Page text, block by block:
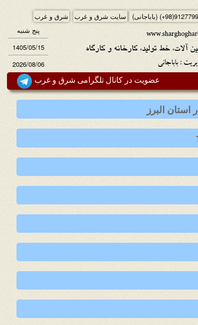
(باباجانی) سایت شرق و غرب
شرق و غرب
پنج شنبه
1405/05/15
2026/08/06
عضویت در کانال تلگرامی شرق و غرب
البرز